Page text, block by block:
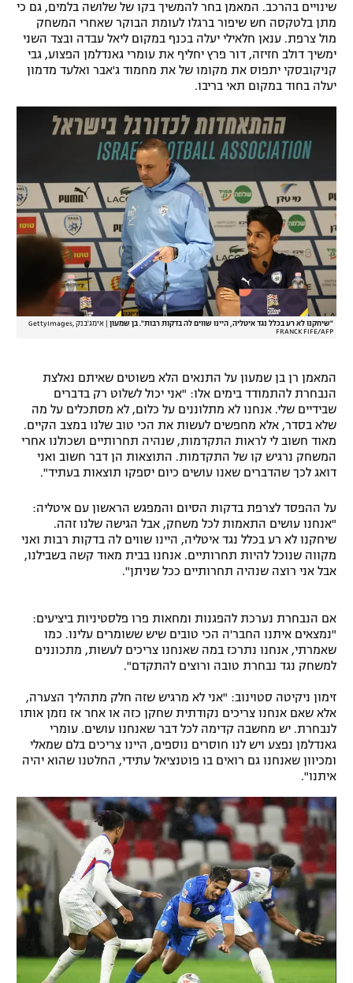
לוח דרושים – ג'ובנט
תגיות
המגזין
שינויים בהרכב. המאמן בחר להמשיך בקו של שלושה בלמים, גם כי
מתן בלטקסה חש שיפור ברגלו לעומת הבוקר שאחרי המשחק
מול צרפת. ענאן חלאילי יעלה בכנף במקום ליאל עבדה ובצד השני
ימשיך דולב חזיזה, דור פרץ יחליף את עומרי גאנדלמן הפצוע, גבי
קניקובסקי יתפוס את מקומו של את מחמוד ג'אבר ואלעד מדמון
יעלה בחוד במקום תאי בריבו.
"שיחקנו לא רע בכלל נגד איטליה, היינו שווים לה בדקות רבות". בן שמעון
אימג'בנק GettyImages,
FRANCK FIFE/AFP
המאמן רן בן שמעון על התנאים הלא פשוטים שאיתם נאלצת
הנבחרת להתמודד בימים אלו: "אני יכול לשלוט רק בדברים
שבידיים שלי. אנחנו לא מתלוננים על כלום, לא מסתכלים על מה
שלא בסדר, אלא מחפשים לעשות את הכי טוב שלנו במצב הקיים.
מאוד חשוב לי לראות התקדמות, שנהיה תחרותיים ושכולנו אחרי
המשחק נרגיש קו של התקדמות. התוצאות הן דבר חשוב ואני
דואג לכך שהדברים שאנו עושים כיום יספקו תוצאות בעתיד".
על ההפסד לצרפת בדקות הסיום והמפגש הראשון עם איטליה:
"אנחנו עושים התאמות לכל משחק, אבל הגישה שלנו זהה.
שיחקנו לא רע בכלל נגד איטליה, היינו שווים לה בדקות רבות ואני
מקווה שנוכל להיות תחרותיים. אנחנו בבית מאוד קשה בשבילנו,
אבל אני רוצה שנהיה תחרותיים ככל שניתן".
אם הנבחרת נערכת להפגנות ומחאות פרו פלסטיניות ביציעים:
"נמצאים איתנו החבר'ה הכי טובים שיש ששומרים עלינו. כמו
שאמרתי, אנחנו נתרכז במה שאנחנו צריכים לעשות, מתכוננים
למשחק נגד נבחרת טובה ורוצים להתקדם".
זימון ניקיטה סטוינוב: "אני לא מרגיש שזה חלק מתהליך הצערה,
אלא שאם אנחנו צריכים נקודתית שחקן כזה או אחר אז נזמן אותו
לנבחרת. יש מחשבה קדימה לכל דבר שאנחנו עושים. עומרי
גאנדלמן נפצע ויש לנו חוסרים נוספים, היינו צריכים בלם שמאלי
ומכיוון שאנחנו גם רואים בו פוטנציאל עתידי, החלטנו שהוא יהיה
איתנו".